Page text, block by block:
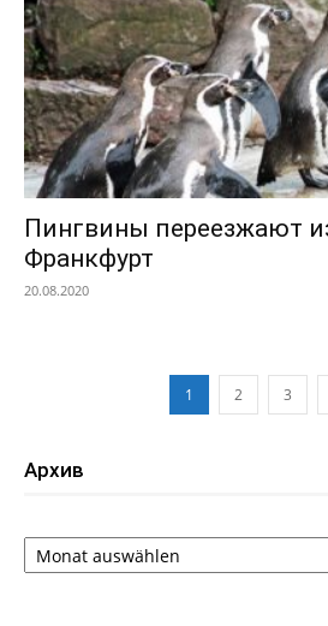
Пингвины переезжают
Франкфурт
20.08.2020
1 2 3
Архив
Архив